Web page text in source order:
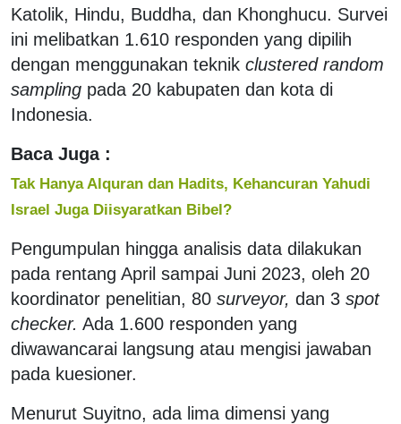
Katolik, Hindu, Buddha, dan Khonghucu. Survei
ini melibatkan 1.610 responden yang dipilih
dengan menggunakan teknik clustered random
sampling pada 20 kabupaten dan kota di
Indonesia.
Baca Juga :
Tak Hanya Alquran dan Hadits, Kehancuran Yahudi
Israel Juga Diisyaratkan Bibel?
Pengumpulan hingga analisis data dilakukan
pada rentang April sampai Juni 2023, oleh 20
koordinator penelitian, 80 surveyor, dan 3 spot
checker. Ada 1.600 responden yang
diwawancarai langsung atau mengisi jawaban
pada kuesioner.
Menurut Suyitno, ada lima dimensi yang